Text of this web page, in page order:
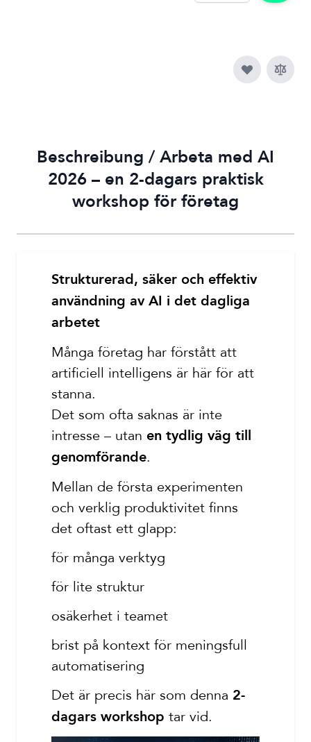
Beschreibung / Arbeta med AI
2026 – en 2-dagars praktisk
workshop för företag
Strukturerad, säker och effektiv
användning av AI i det dagliga
arbetet
Många företag har förstått att
artificiell intelligens är här för att
stanna.
Det som ofta saknas är inte
intresse – utan en tydlig väg till
genomförande.
Mellan de första experimenten
och verklig produktivitet finns
det oftast ett glapp:
för många verktyg
för lite struktur
osäkerhet i teamet
brist på kontext för meningsfull
automatisering
Det är precis här som denna 2-
dagars workshop tar vid.